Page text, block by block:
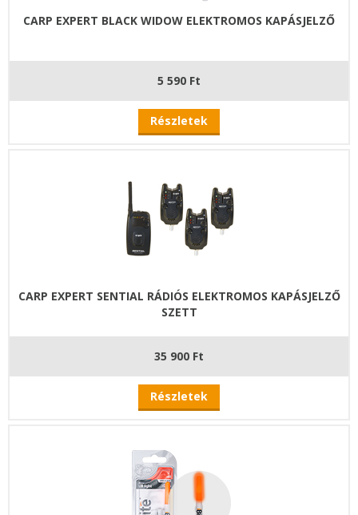
CARP EXPERT BLACK WIDOW ELEKTROMOS KAPÁSJELZŐ
5 590 Ft
Részletek
CARP EXPERT SENTIAL RÁDIÓS ELEKTROMOS KAPÁSJELZŐ
SZETT
35 900 Ft
Részletek